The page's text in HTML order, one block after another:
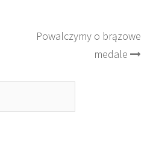
Powalczymy o brązowe
medale